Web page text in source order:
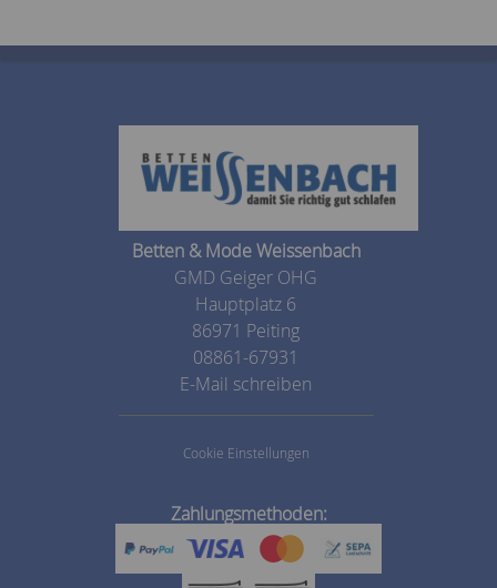
Betten & Mode Weissenbach
GMD Geiger OHG
Hauptplatz 6
86971 Peiting
08861-67931
E-Mail schreiben
Cookie Einstellungen
Zahlungsmethoden: